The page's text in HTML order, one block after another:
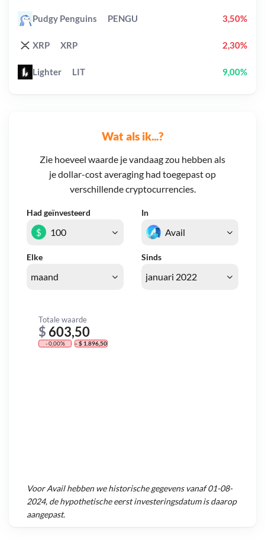
Wat als ik...?
Zie hoeveel waarde je vandaag zou hebben als
je dollar-cost averaging had toegepast op
verschillende cryptocurrencies.
Had geïnvesteerd In
Elke Sinds
$
Totale waarde
$ 603,50
- 0,00% - $ 1.896,50
VoorAvailhebben we historische gegevens vanaf01-08-
2024, de hypothetische eerst investeringsdatum is daarop
aangepast.
Pudgy Penguins PENGU 3,50%
XRP XRP 2,30%
Lighter LIT 9,00%